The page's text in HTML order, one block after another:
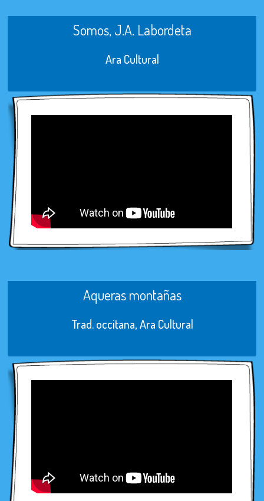
Somos, J.A. Labordeta
Ara Cultural
Aqueras montañas
Trad. occitana, Ara Cultural